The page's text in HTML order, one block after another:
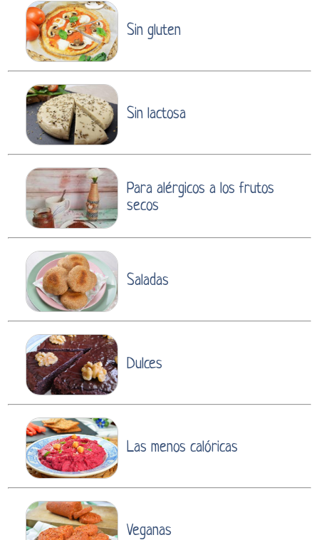
Sin gluten
Sin lactosa
Para alérgicos a los frutos
secos
Saladas
Dulces
Las menos calóricas
Veganas